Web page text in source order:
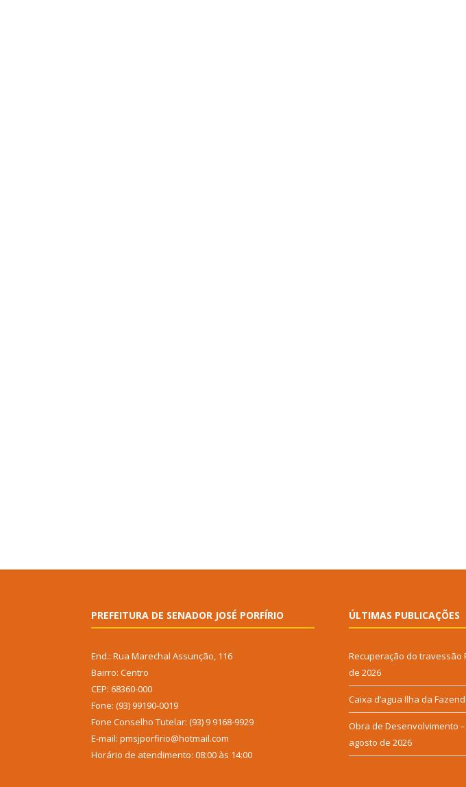
PREFEITURA DE SENADOR JOSÉ PORFÍRIO
End.: Rua Marechal Assunção, 116
Bairro: Centro
CEP: 68360-000
Fone: (93) 99190-0019
Fone Conselho Tutelar: (93) 9 9168-9929
E-mail: pmsjporfirio@hotmail.com
Horário de atendimento: 08:00 às 14:00
ÚLTIMAS PUBLICAÇÕES
Recuperação do travessão
de 2026
Caixa d’agua Ilha da
Obra de Desenvolvimento
agosto de 2026